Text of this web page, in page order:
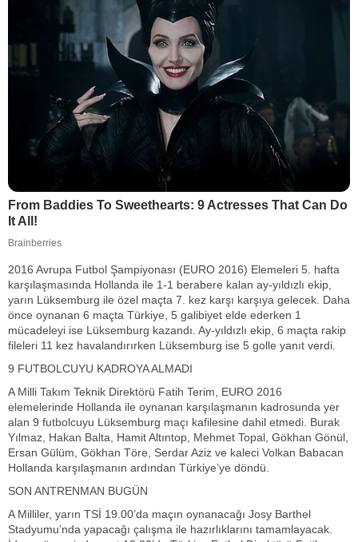
2016 Avrupa Futbol Şampiyonası (EURO 2016) Elemeleri 5. hafta
karşılaşmasında Hollanda ile 1-1 berabere kalan ay-yıldızlı ekip,
yarın Lüksemburg ile özel maçta 7. kez karşı karşıya gelecek. Daha
önce oynanan 6 maçta Türkiye, 5 galibiyet elde ederken 1
mücadeleyi ise Lüksemburg kazandı. Ay-yıldızlı ekip, 6 maçta rakip
fileleri 11 kez havalandırırken Lüksemburg ise 5 golle yanıt verdi.
9 FUTBOLCUYU KADROYA ALMADI
A Milli Takım Teknik Direktörü Fatih Terim, EURO 2016
elemelerinde Hollanda ile oynanan karşılaşmanın kadrosunda yer
alan 9 futbolcuyu Lüksemburg maçı kafilesine dahil etmedi. Burak
Yılmaz, Hakan Balta, Hamit Altıntop, Mehmet Topal, Gökhan Gönül,
Ersan Gülüm, Gökhan Töre, Serdar Aziz ve kaleci Volkan Babacan
Hollanda karşılaşmanın ardından Türkiye’ye döndü.
SON ANTRENMAN BUGÜN
A Milliler, yarın TSİ 19.00’da maçın oynanacağı Josy Barthel
Stadyumu’nda yapacağı çalışma ile hazırlıklarını tamamlayacak.